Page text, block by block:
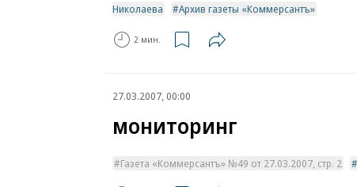
Николаева
Архив газеты «Коммерсантъ»
2 мин.
27.03.2007, 00:00
мониторинг
Газета «Коммерсантъ» №49 от 27.03.2007, стр. 2